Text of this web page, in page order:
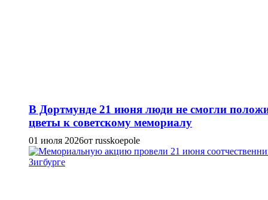
В Дортмунде 21 июня люди не смогли
цветы к советскому мемориалу
01 июля 2026от russkoepole